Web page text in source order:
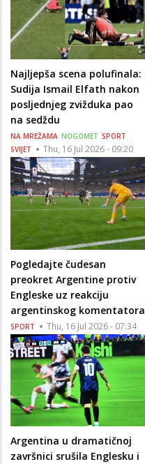
Najljepša scena polufinala:
Sudija Ismail Elfath nakon
posljednjeg zvižduka pao
na sedždu
NA MREŽAMA NOGOMET SPORT
SVIJET
Thu, 16 Jul 2026 - 09:20
Pogledajte čudesan
preokret Argentine protiv
Engleske uz reakciju
argentinskog komentatora
SPORT Thu, 16 Jul 2026 - 07:34
Argentina u dramatičnoj
završnici srušila Englesku i